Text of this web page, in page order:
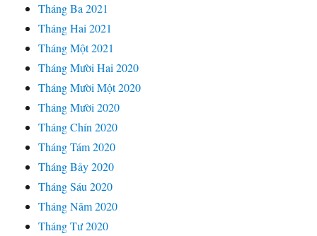
Tháng Ba 2021
Tháng Hai 2021
Tháng Một 2021
Tháng Mười Hai 2020
Tháng Mười Một 2020
Tháng Mười 2020
Tháng Chín 2020
Tháng Tám 2020
Tháng Bảy 2020
Tháng Sáu 2020
Tháng Năm 2020
Tháng Tư 2020